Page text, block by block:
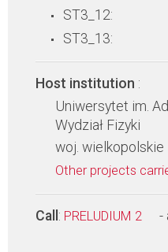
ST3_12:
ST3_13:
Host institution :
Uniwersytet im.
Wydział Fizyki
woj. wielkopolskie
Other projects
Call : PRELUDIUM 2 -